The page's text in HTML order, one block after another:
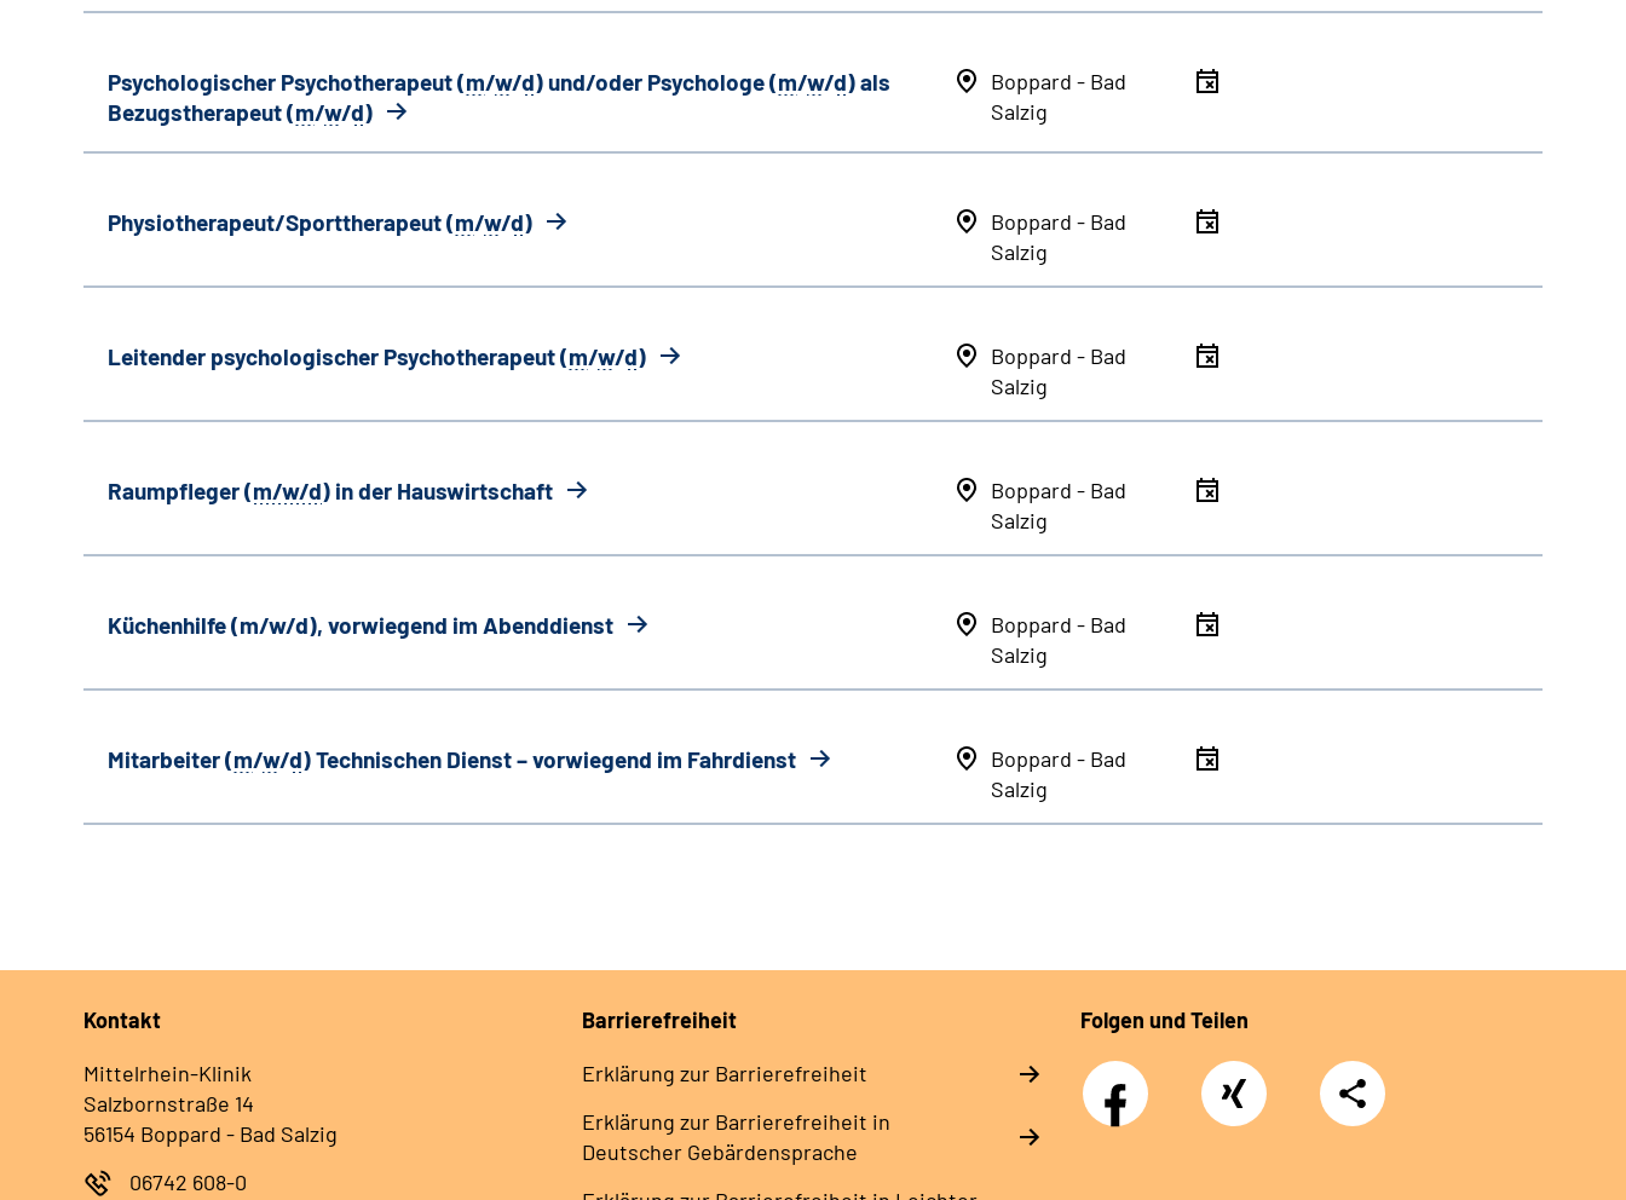
Psychologischer Psychotherapeut (m/w/d) und/oder Psychologe (m/w/d) als
Bezugstherapeut (m/w/d)
Boppard - Bad
Salzig
Physiotherapeut/Sporttherapeut (m/w/d)
Boppard - Bad
Salzig
Leitender psychologischer Psychotherapeut (m/w/d)
Boppard - Bad
Salzig
Raumpfleger (m/w/d) in der Hauswirtschaft
Boppard - Bad
Salzig
Küchenhilfe (m/w/d), vorwiegend im Abenddienst
Boppard - Bad
Salzig
Mitarbeiter (m/w/d) Technischen Dienst – vorwiegend im Fahrdienst
Boppard - Bad
Salzig
Kontakt
Mittelrhein-Klinik
Salzbornstraße 14
56154 Boppard - Bad Salzig
06742 608-0
Barrierefreiheit
Erklärung zur Barrierefreiheit
Erklärung zur Barrierefreiheit in
Deutscher Gebärdensprache
Folgen und Teilen
Facebook Xing
Teilen